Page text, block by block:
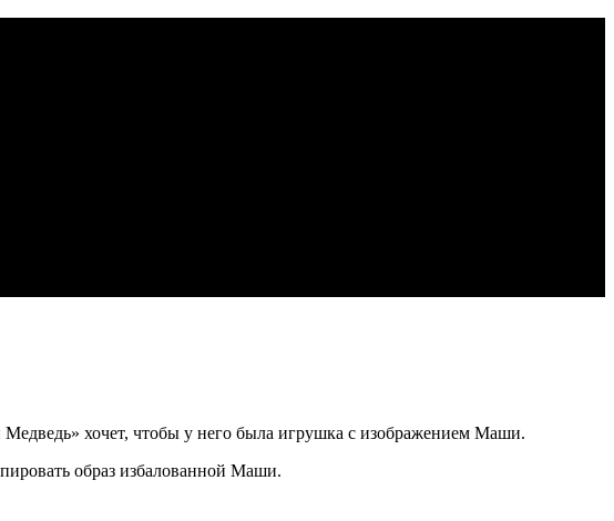
хочет, чтобы у него была игрушка с изображением Маши.
образ избалованной Маши.